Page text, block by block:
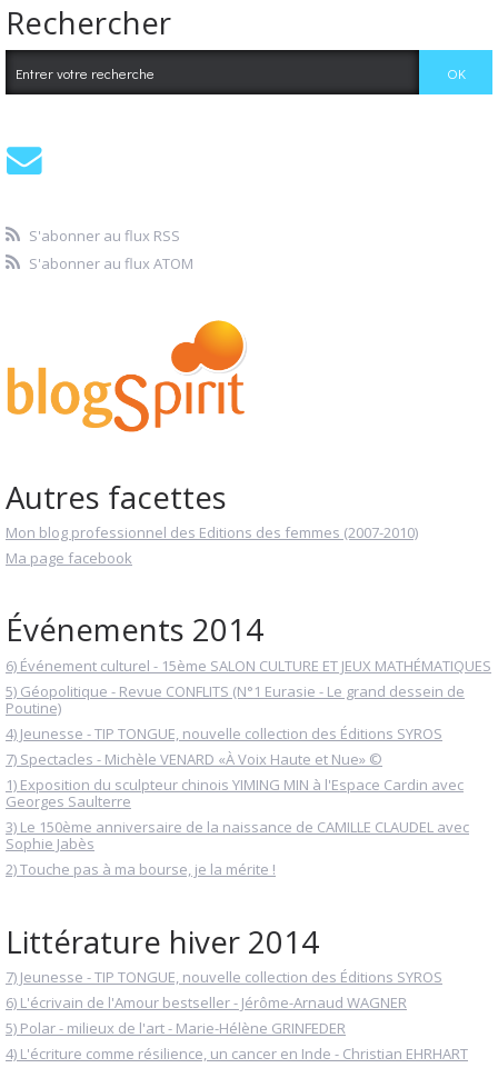
Rechercher
S'abonner au flux RSS
S'abonner au flux ATOM
Autres facettes
Mon blog professionnel des Editions des femmes (2007-2010)
Ma page facebook
Événements 2014
6) Événement culturel - 15ème SALON CULTURE ET JEUX MATHÉMATIQUES
5) Géopolitique - Revue CONFLITS (N°1 Eurasie - Le grand dessein de
Poutine)
4) Jeunesse - TIP TONGUE, nouvelle collection des Éditions SYROS
7) Spectacles - Michèle VENARD «À Voix Haute et Nue» ©
1) Exposition du sculpteur chinois YIMING MIN à l'Espace Cardin avec
Georges Saulterre
3) Le 150ème anniversaire de la naissance de CAMILLE CLAUDEL avec
Sophie Jabès
2) Touche pas à ma bourse, je la mérite !
Littérature hiver 2014
7) Jeunesse - TIP TONGUE, nouvelle collection des Éditions SYROS
6) L'écrivain de l'Amour bestseller - Jérôme-Arnaud WAGNER
5) Polar - milieux de l'art - Marie-Hélène GRINFEDER
4) L'écriture comme résilience, un cancer en Inde - Christian EHRHART